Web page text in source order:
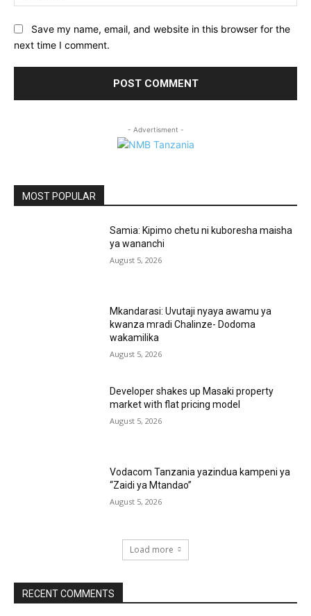
Save my name, email, and website in this browser for the
next time I comment.
- Advertisment -
MOST POPULAR
Samia: Kipimo chetu ni kuboresha maisha
ya wananchi
August 5, 2026
Mkandarasi: Uvutaji nyaya awamu ya
kwanza mradi Chalinze- Dodoma
wakamilika
August 5, 2026
Developer shakes up Masaki property
market with flat pricing model
August 5, 2026
Vodacom Tanzania yazindua kampeni ya
“Zaidi ya Mtandao”
August 5, 2026
Load more
RECENT COMMENTS